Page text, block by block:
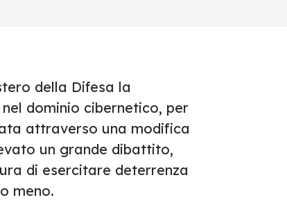
della Difesa la
dominio cibernetico, per
attraverso una modifica
un grande dibattito,
di esercitare deterrenza
meno.